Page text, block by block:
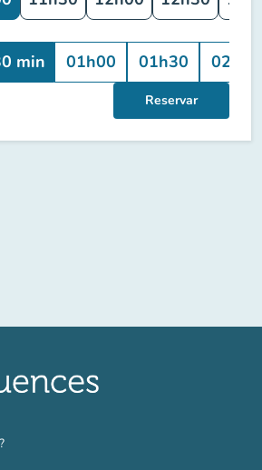
min 01h00 01h30 02h00
Reservar
(nueva pestaña)